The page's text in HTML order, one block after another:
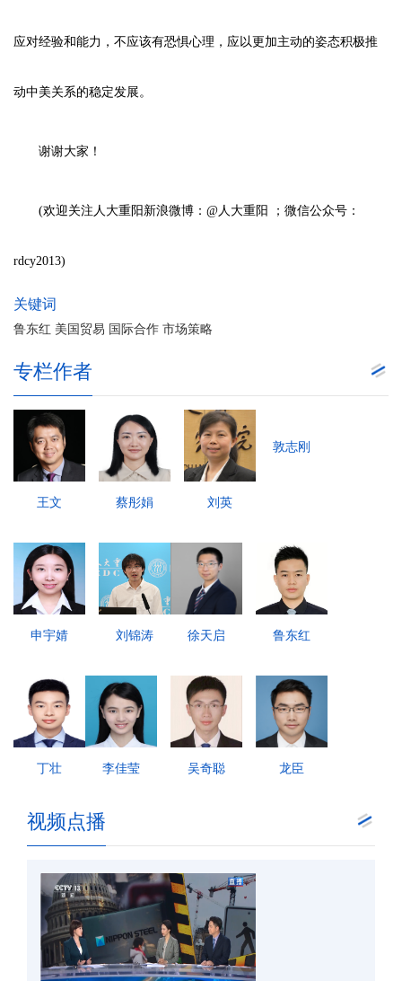
应对经验和能力，不应该有恐惧心理，应以更加主动的姿态积极推
动中美关系的稳定发展。
谢谢大家！
(欢迎关注人大重阳新浪微博：@人大重阳 ；微信公众号：
rdcy2013)
关键词
鲁东红 美国贸易 国际合作 市场策略
专栏作者
王文 蔡彤娟 刘英
敦志刚
申宇婧 刘锦涛 徐天启 鲁东红
丁壮 李佳莹 吴奇聪 龙臣
视频点播